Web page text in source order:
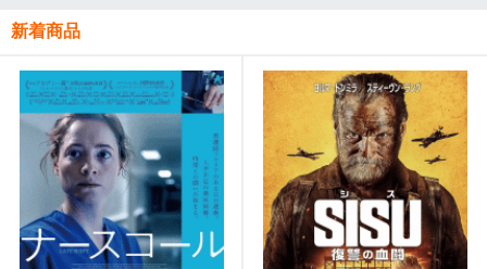
新着商品